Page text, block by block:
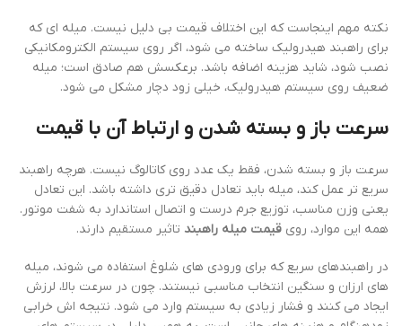
نکته مهم اینجاست که این اختلاف قیمت بی دلیل نیست. میله ای که
برای راهبند هیدرولیک ساخته می شود، اگر روی سیستم الکترومکانیکی
نصب شود، شاید هزینه اضافه باشد. برعکسش هم صادق است؛ میله
ضعیف روی سیستم هیدرولیک، خیلی زود دچار مشکل می شود.
سرعت باز و بسته شدن و ارتباط آن با قیمت
سرعت باز و بسته شدن، فقط یک عدد روی کاتالوگ نیست. هرچه راهبند
سریع تر عمل کند، میله باید تعادل دقیق تری داشته باشد. این تعادل
یعنی وزن مناسب، توزیع جرم درست و اتصال استاندارد به شفت موتور.
همه این موارد، روی قیمت میله راهبند تاثیر مستقیم دارند.
در راهبندهای سریع که برای ورودی های شلوغ استفاده می شوند، میله
های ارزان و سنگین انتخاب مناسبی نیستند. چون در سرعت بالا، لرزش
ایجاد می کنند و فشار زیادی به سیستم وارد می شود. نتیجه اش خرابی